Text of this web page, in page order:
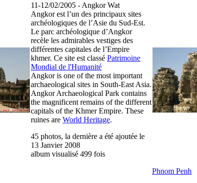
11-12/02/2005 - Angkor Wat
Angkor est l’un des principaux sites
archéologiques de l’Asie du Sud-Est.
Le parc archéologique d’Angkor
recèle les admirables vestiges des
différentes capitales de l’Empire
khmer. Ce site est classé Patrimoine
Mondial de l'Humanité
Angkor is one of the most important
archaeological sites in South-East Asia.
Angkor Archaeological Park contains
the magnificent remains of the different
capitals of the Khmer Empire. These
ruines are World Heritage.
45 photos, la dernière a été ajoutée le
13 Janvier 2008
album visualisé 499 fois
Phnom Penh